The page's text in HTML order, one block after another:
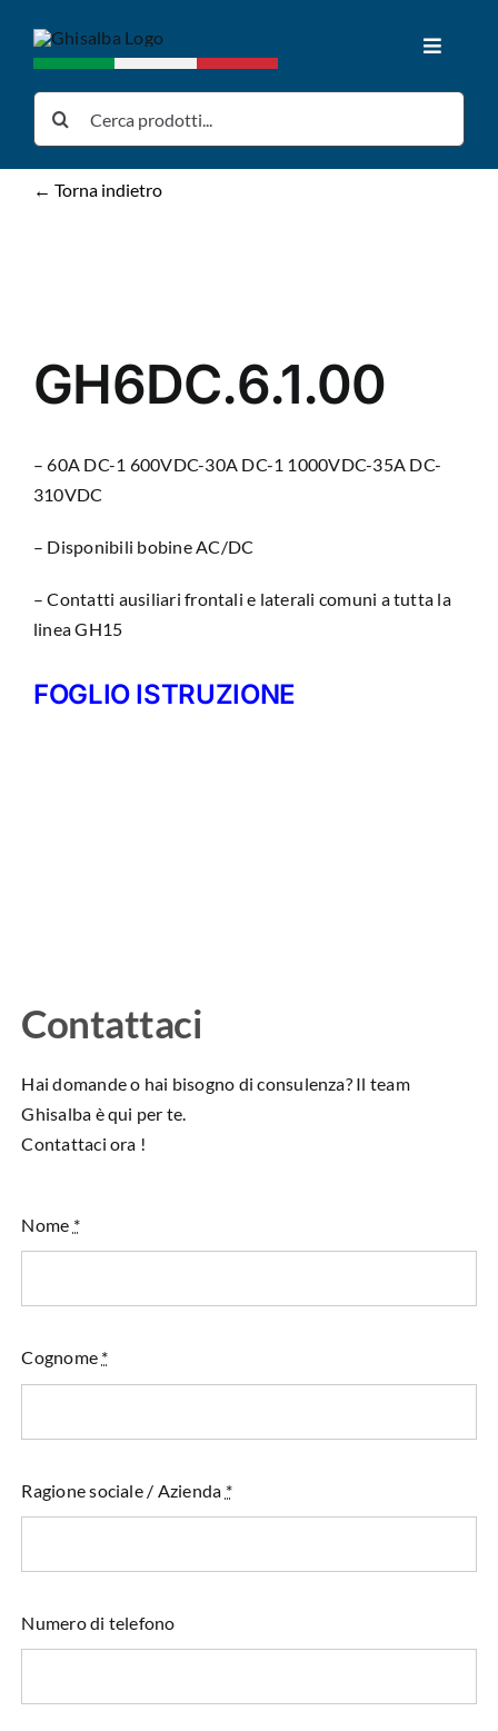
contenuto
Toggle
Home
Prodotti
Chi siamo
Contatti
← Torna indietro
GH6DC.6.1.00
– 60A DC-1 600VDC-30A DC-1 1000VDC-35A DC-
310VDC
– Disponibili bobine AC/DC
– Contatti ausiliari frontali e laterali comuni a tutta la
linea GH15
FOGLIO ISTRUZIONE
Contattaci
Hai domande o hai bisogno di consulenza? Il team
Ghisalba è qui per te.
Contattaci ora !
Nome *
Cognome *
Ragione sociale / Azienda *
Numero di telefono